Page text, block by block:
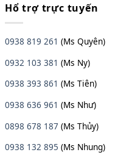
Hổ trợ trực tuyến
0938 819 261 (Ms Quyên)
0932 103 381 (Ms Ny)
0938 393 861 (Ms Tiên)
0938 636 961 (Ms Như)
0898 678 187 (Ms Thủy)
0938 132 895 (Ms Nhung)